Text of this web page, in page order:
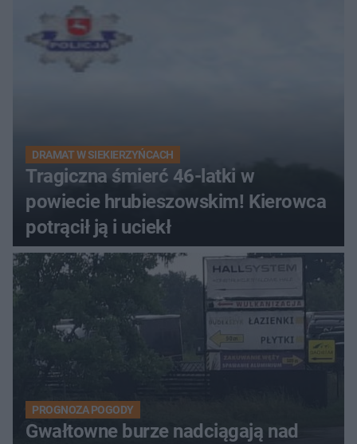
DRAMAT W SIEKIERZYŃCACH
Tragiczna śmierć 46-latki w
powiecie hrubieszowskim! Kierowca
potrącił ją i uciekł
PROGNOZA POGODY
Gwałtowne burze nadciągają nad